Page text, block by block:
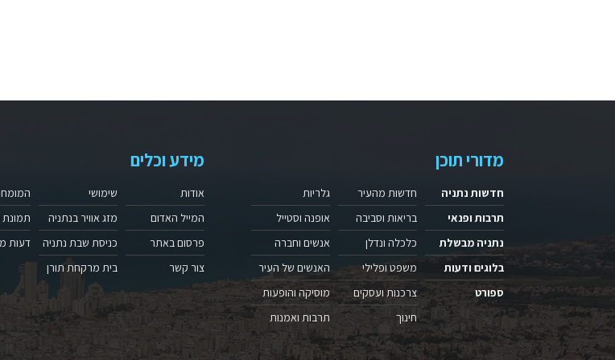
מדורי תוכן
חדשות נתניה
תרבות ופנאי
נתניה מבשלת
בלוגים ודעות
ספורט
חדשות מהעיר
בריאות וסביבה
כלכלה ונדלן
משפט ופלילי
צרכנות ועסקים
חינוך
גלריות
אופנה וסטייל
אנשים וחברה
האנשים של העיר
מוסיקה והופעות
תרבות ואמנות
מידע וכלים
אודות
המייל האדום
פרסום באתר
צור קשר
שימושי
מזג אוויר בנתניה
כניסת שבת נתניה
בית מרקחת תורן
דעות